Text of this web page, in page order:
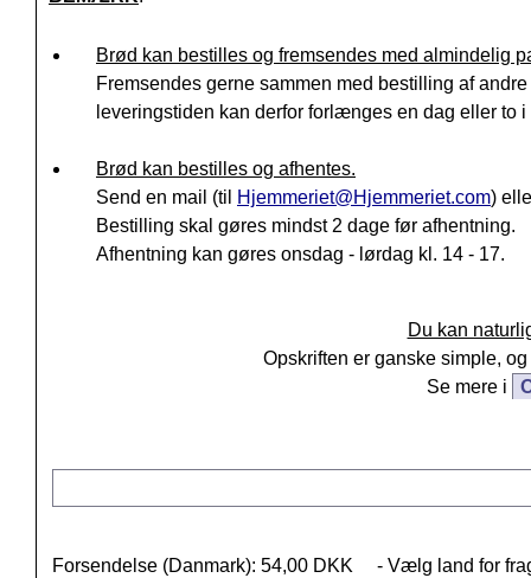
Brød kan bestilles og fremsendes med almindelig
Fremsendes gerne sammen med bestilling af
leveringstiden kan derfor forlænges en dag eller to
Brød kan bestilles og afhentes.
Send en mail (til
Hjemmeriet@Hjemmeriet.com)
Bestilling skal gøres mindst 2 dage før afhentning.
Afhentning kan gøres onsdag - lørdag kl. 14 - 17.
Du kan
Opskriften er ganske simple,
Se mere i
Forsendelse (Danmark): 54,00 DKK
- Vælg land for